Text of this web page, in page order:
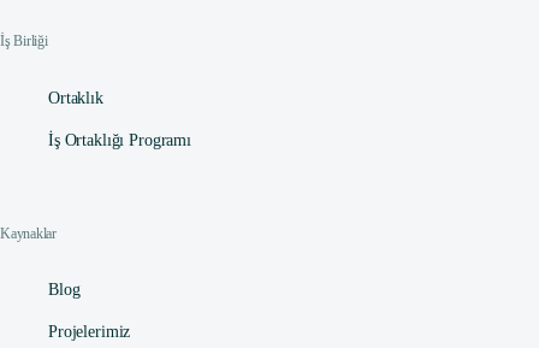
İş Birliği
Ortaklık
İş Ortaklığı Programı
Kaynaklar
Blog
Projelerimiz